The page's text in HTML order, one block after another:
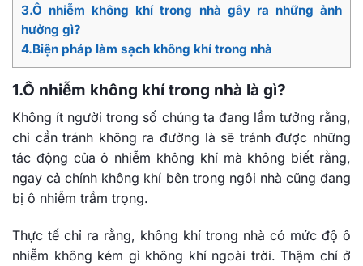
3.Ô nhiễm không khí trong nhà gây ra những ảnh
hưởng gì?
4.Biện pháp làm sạch không khí trong nhà
1.Ô nhiễm không khí trong nhà là gì?
Không ít người trong số chúng ta đang lầm tưởng rằng,
chỉ cần tránh không ra đường là sẽ tránh được những
tác động của ô nhiễm không khí mà không biết rằng,
ngay cả chính không khí bên trong ngôi nhà cũng đang
bị ô nhiễm trầm trọng.
Thực tế chỉ ra rằng, không khí trong nhà có mức độ ô
nhiễm không kém gì không khí ngoài trời. Thậm chí ở